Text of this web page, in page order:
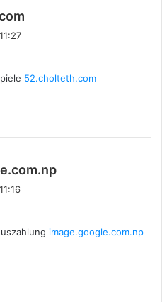
:52.cholteth.com
:
image.google.com.np